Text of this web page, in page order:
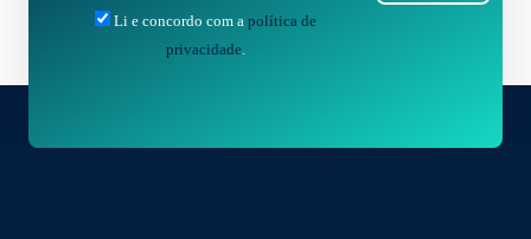
Li e concordo com a política de
privacidade